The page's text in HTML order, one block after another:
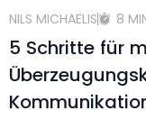
NILS MICHAELIS 8
5 Schritte für